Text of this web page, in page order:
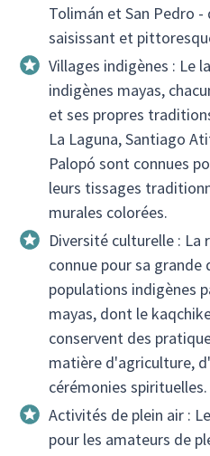
Tolimán et San Pedro
saisissant et
Villages indigènes : Le
indigènes mayas,
et ses propres
La Laguna, Santiago
Palopó sont connues
leurs tissages
murales colorées.
Diversité culturelle :
connue pour sa
populations indigènes
mayas, dont le
conservent des
matière d'agriculture,
cérémonies spirituelles.
Activités de plein air :
pour les amateurs de